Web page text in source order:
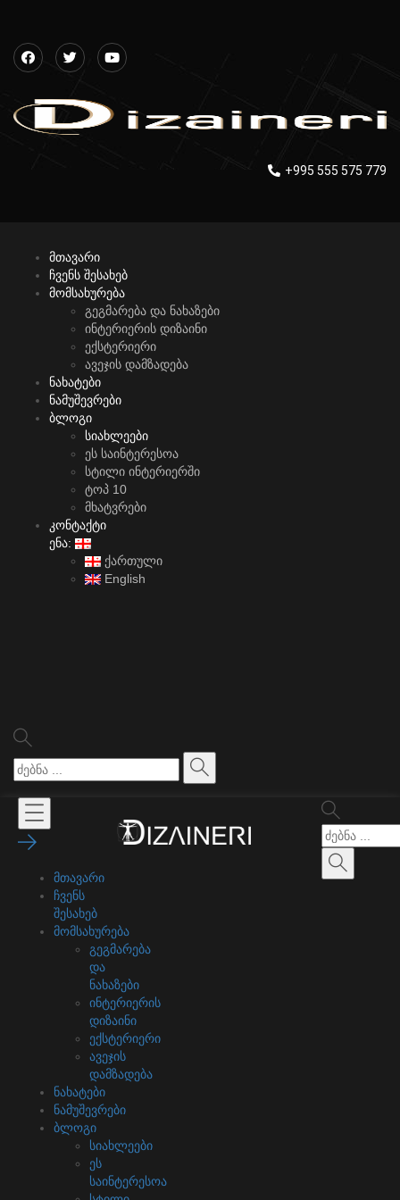
+995 555 575 779
მთავარი
ჩვენს შესახებ
მომსახურება
გეგმარება და ნახაზები
ინტერიერის დიზაინი
ექსტერიერი
ავეჯის დამზადება
ნახატები
ნამუშევრები
ბლოგი
სიახლეები
ეს საინტერესოა
სტილი ინტერიერში
ტოპ 10
მხატვრები
კონტაქტი
ენა:
ქართული
English
მთავარი
ჩვენს
შესახებ
მომსახურება
გეგმარება
და
ნახაზები
ინტერიერის
დიზაინი
ექსტერიერი
ავეჯის
დამზადება
ნახატები
ნამუშევრები
ბლოგი
სიახლეები
ეს
საინტერესოა